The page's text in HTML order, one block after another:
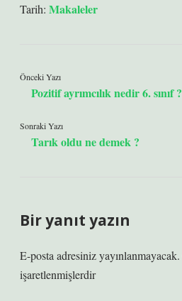
Tarih: Makaleler
Önceki Yazı
Pozitif ayrımcılık nedir 6. sınıf ?
Sonraki Yazı
Tarık oldu ne demek ?
Bir yanıt yazın
E-posta adresiniz yayınlanmayacak.
işaretlenmişlerdir